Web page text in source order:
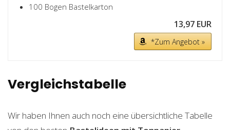
100 Bogen Bastelkarton
13,97 EUR
*Zum Angebot »
Vergleichstabelle
Wir haben Ihnen auch noch eine übersichtliche Tabelle